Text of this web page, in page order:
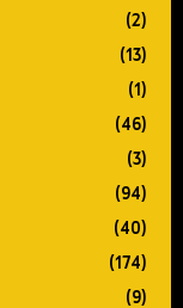
(2)
(13)
(1)
(46)
(3)
(94)
(40)
(174)
(9)